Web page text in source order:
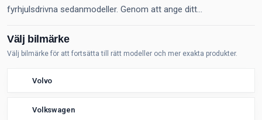
fyrhjulsdrivna sedanmodeller. Genom att ange ditt...
Välj bilmärke
Välj bilmärke för att fortsätta till rätt modeller och mer exakta produkter.
Volvo
Volkswagen